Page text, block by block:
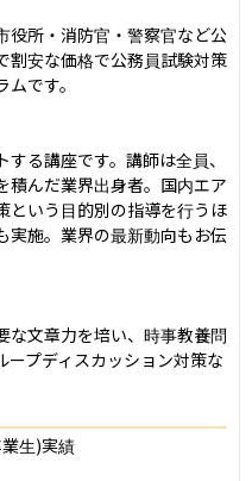
役所・消防官・警察官など公
割安な価格で公務員試験対策
です。
る講座です。講師は全員、
積んだ業界出身者。国内エア
という目的別の指導を行うほ
実施。業界の最新動向もお伝
な文章力を培い、時事教養問
プディスカッション対策な
生)実績